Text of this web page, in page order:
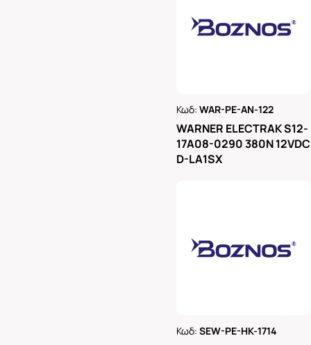
Κωδ:WAR-PE-AN-122
WARNER ELECTRAK S12-
17A08-0290 380N 12VDC
D-LA1SX
Κωδ:SEW-PE-HK-1714